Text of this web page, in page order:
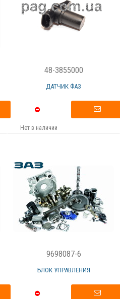
48-3855000
ДАТЧИК ФАЗ
Нет в наличии
9698087-6
БЛОК УПРАВЛЕНИЯ